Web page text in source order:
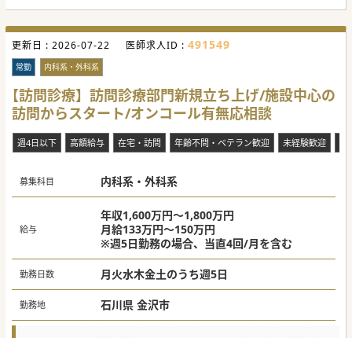
おります。
■午後の時間は臨時往診の対応がメインになるため、携帯が
つながればご自宅などクリニック外での勤務も相談可能で
す。
■オンコールは1stコールは事務スタッフが担当しており、
2ndコール対応となります。呼び出しは0～2件/回と少ないで
す。
【医療機関情報】
■2021年より金沢市内にて訪問診療クリニックを運営してお
ります。グループ法人含め複数のクリニックを展開しており
ます。
■承継等によるクリニックの展開も構想しており、将来的に
ご専門やご経験に合わせて働き方を変えることも可能です。
ど、医療経営に関心がある先生も歓迎しております。
#秋入職可
更新日 : 2026-07-22 医師求人ID : 491549
常勤 内科系・外科系
【訪問診療】訪問診療部門新規立ち上げ/施設中心の
訪問からスタート/オンコール有無応相談
週4日以下 高額給与 在宅・訪問 年齢不問・ベテラン歓迎 未経験歓迎
募集科目 内科系・外科系
給与
年収1,600万円～1,800万円
月給133万円～150万円
※週5日勤務の場合、当直4回/月を含む
勤務日数 月火水木金土のうち週5日
勤務地 石川県 金沢市